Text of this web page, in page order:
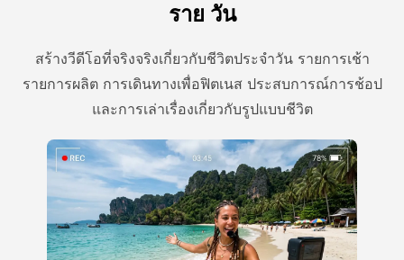
ราย วัน
สร้างวีดีโอที่จริงจริงเกี่ยวกับชีวิตประจําวัน รายการเช้า
รายการผลิต การเดินทางเพื่อฟิตเนส ประสบการณ์การช้อป
และการเล่าเรื่องเกี่ยวกับรูปแบบชีวิต